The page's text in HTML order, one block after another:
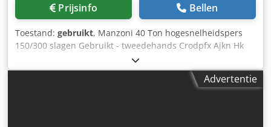
Prijsinfo Bellen
Toestand: gebruikt, Manzoni 40 Ton hogesnelheidspers
150/300 slagen Gebruikt - tweedehands Crodpfx Ajkn Hk
Advertentie